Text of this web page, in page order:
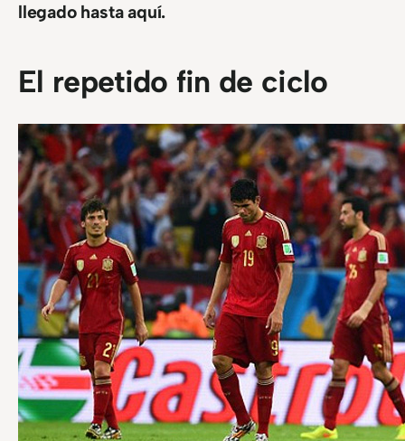
llegado hasta aquí.
El repetido fin de ciclo